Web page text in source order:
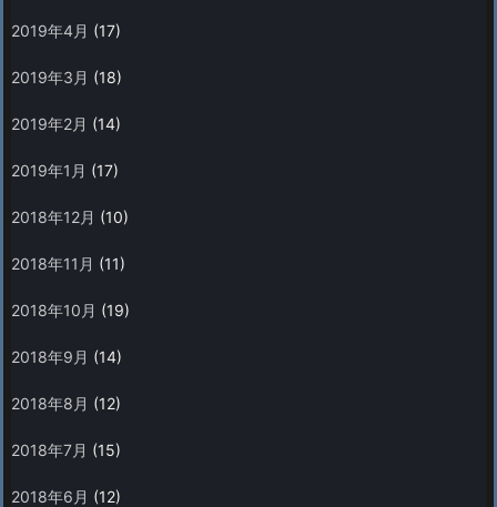
2019年4月 (17)
2019年3月 (18)
2019年2月 (14)
2019年1月 (17)
2018年12月 (10)
2018年11月 (11)
2018年10月 (19)
2018年9月 (14)
2018年8月 (12)
2018年7月 (15)
2018年6月 (12)